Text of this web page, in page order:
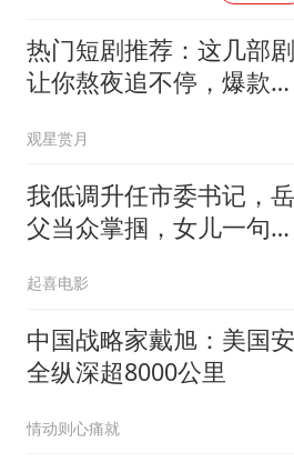
热门短剧推荐：这几部剧
让你熬夜追不停，爆款必
观星赏月
我低调升任市委书记，岳
父当众掌掴，女儿一句话
起喜电影
中国战略家戴旭：美国安
全纵深超8000公里
情动则心痛就